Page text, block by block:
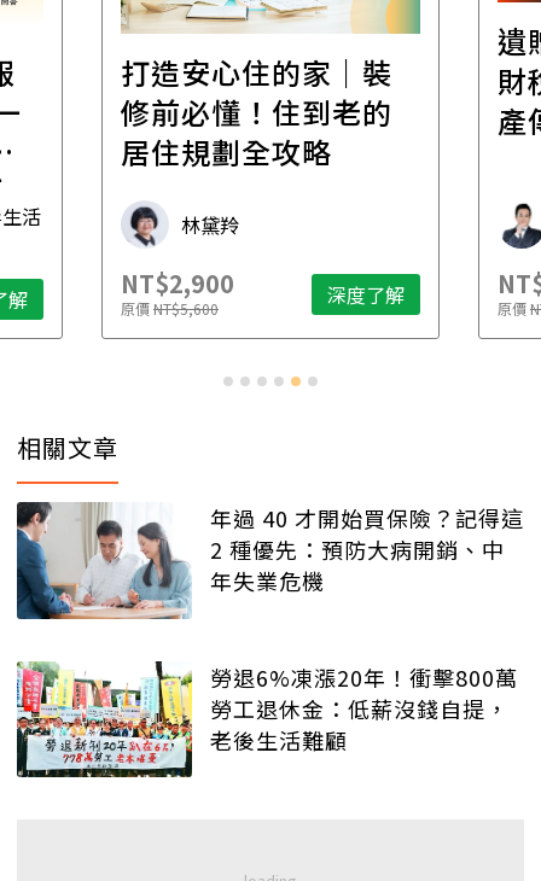
活
解
打造安心住的家｜裝
修前必懂！住到老的
居住規劃全攻略
林黛羚
NT$2,900
原價NT$5,600 深度了解
遺
財
產
原價
相關文章
年過 40 才開始買保險？記得這
2 種優先：預防大病開銷、中
年失業危機
勞退6%凍漲20年！衝擊800萬
勞工退休金：低薪沒錢自提，
老後生活難顧